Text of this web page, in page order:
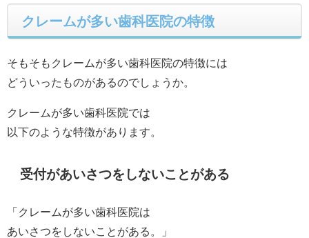
クレームが多い歯科医院の特徴
そもそもクレームが多い歯科医院の特徴には
どういったものがあるのでしょうか。
クレームが多い歯科医院では
以下のような特徴があります。
受付があいさつをしないことがある
「クレームが多い歯科医院は
あいさつをしないことがある。」